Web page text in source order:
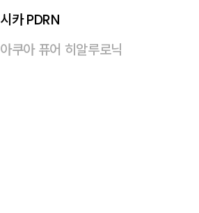
시카 PDRN
아쿠아 퓨어 히알루로닉